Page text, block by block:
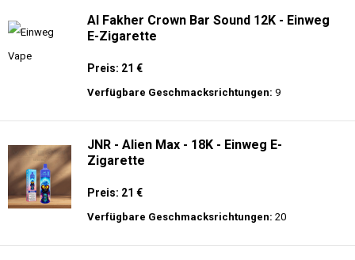
Al Fakher Crown Bar Sound 12K - Einweg
E-Zigarette
Preis: 21 €
Verfügbare Geschmacksrichtungen: 9
JNR - Alien Max - 18K - Einweg E-
Zigarette
Preis: 21 €
Verfügbare Geschmacksrichtungen: 20